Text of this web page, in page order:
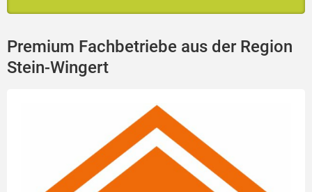
Premium Fachbetriebe aus der Region
Stein-Wingert